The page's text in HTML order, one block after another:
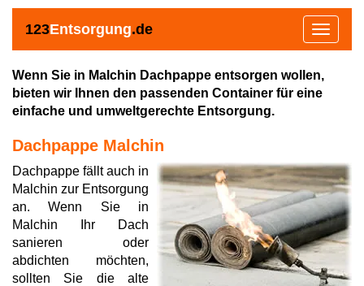
123Entsorgung.de
Toggle
Wenn Sie in Malchin Dachpappe entsorgen wollen,
bieten wir Ihnen den passenden Container für eine
einfache und umweltgerechte Entsorgung.
Dachpappe Malchin
Dachpappe fällt auch in
Malchin zur Entsorgung
an. Wenn Sie in
Malchin Ihr Dach
sanieren oder
abdichten möchten,
sollten Sie die alte